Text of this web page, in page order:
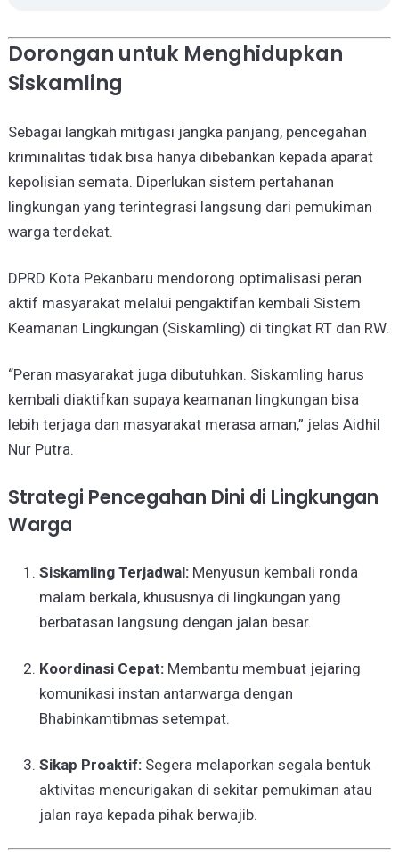
Dorongan untuk Menghidupkan
Siskamling
Sebagai langkah mitigasi jangka panjang, pencegahan
kriminalitas tidak bisa hanya dibebankan kepada aparat
kepolisian semata. Diperlukan sistem pertahanan
lingkungan yang terintegrasi langsung dari pemukiman
warga terdekat.
DPRD Kota Pekanbaru mendorong optimalisasi peran
aktif masyarakat melalui pengaktifan kembali Sistem
Keamanan Lingkungan (Siskamling) di tingkat RT dan RW.
“Peran masyarakat juga dibutuhkan. Siskamling harus
kembali diaktifkan supaya keamanan lingkungan bisa
lebih terjaga dan masyarakat merasa aman,” jelas Aidhil
Nur Putra.
Strategi Pencegahan Dini di Lingkungan
Warga
Siskamling Terjadwal:Menyusun kembali ronda
malam berkala, khususnya di lingkungan yang
berbatasan langsung dengan jalan besar.
Koordinasi Cepat:Membantu membuat jejaring
komunikasi instan antarwarga dengan
Bhabinkamtibmas setempat.
Sikap Proaktif:Segera melaporkan segala bentuk
aktivitas mencurigakan di sekitar pemukiman atau
jalan raya kepada pihak berwajib.